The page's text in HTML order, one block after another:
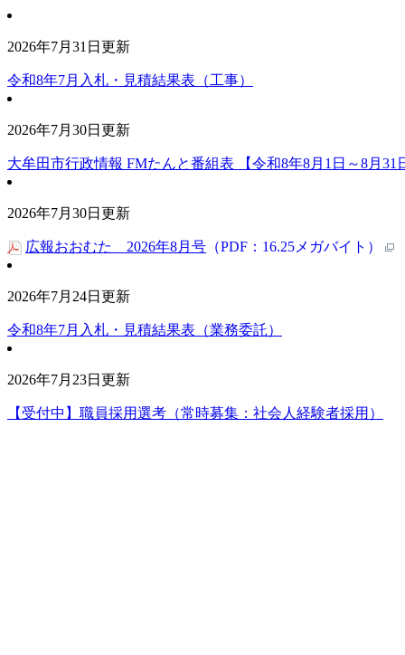
2026年7月31日更新
令和8年7月入札・見積結果表（工事）
2026年7月30日更新
大牟田市行政情報 FMたんと番組表 【令和8年8月1日～8月31
2026年7月30日更新
広報おおむた 2026年8月号 （PDF：16.25メガバイト）
2026年7月24日更新
令和8年7月入札・見積結果表（業務委託）
2026年7月23日更新
【受付中】職員採用選考（常時募集：社会人経験者採用）